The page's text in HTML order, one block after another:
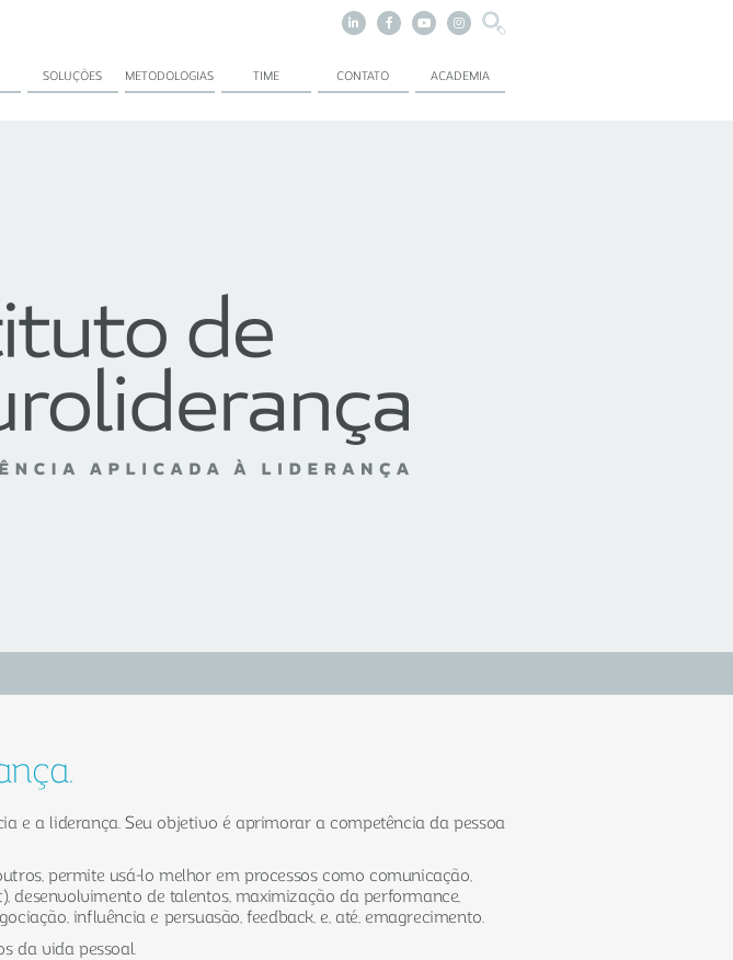
SOLUÇÕES METODOLOGIAS TIME CONTATO ACADEMIA
e a liderança. Seu objetivo é aprimorar a competência da pessoa
permite usá-lo melhor em processos como comunicação,
de talentos, maximização da performance,
influência e persuasão, feedback, e, até, emagrecimento.
da vida pessoal.